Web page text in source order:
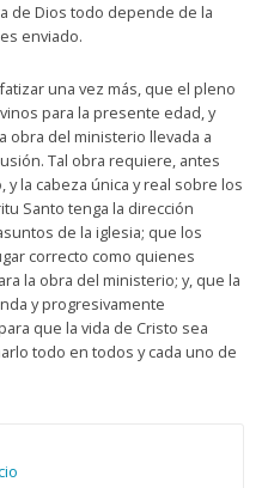
de Dios todo depende de la
enviado.
una vez más, que el pleno
para la presente edad, y
obra del ministerio llevada a
Tal obra requiere, antes
la cabeza única y real sobre los
Santo tenga la dirección
de la iglesia; que los
correcto como quienes
la obra del ministerio; y, que la
y progresivamente
que la vida de Cristo sea
todo en todos y cada uno de